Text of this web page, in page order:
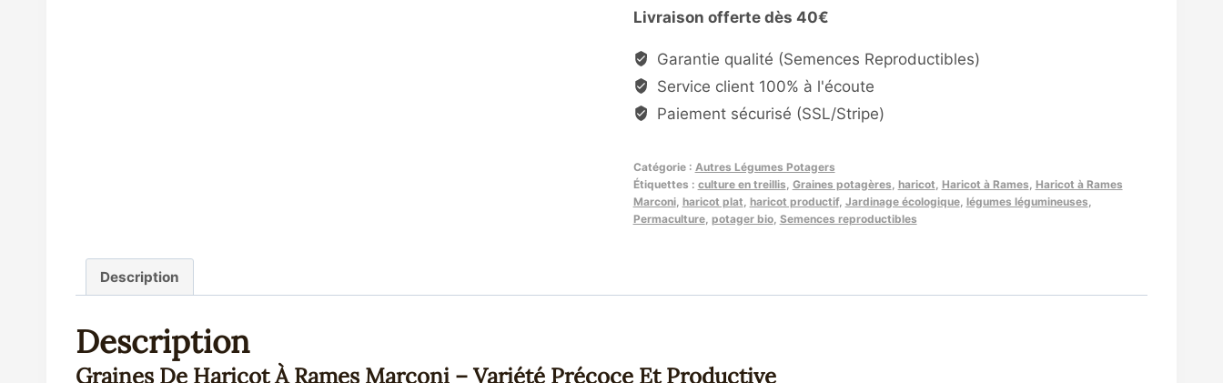
Livraison offerte dès 40€
Garantie qualité (Semences Reproductibles)
Service client 100% à l'écoute
Paiement sécurisé (SSL/Stripe)
Catégorie : Autres Légumes Potagers
Étiquettes : culture en treillis, Graines potagères, haricot, Haricot à Rames, Haricot à Rames
Marconi, haricot plat, haricot productif, Jardinage écologique, légumes légumineuses,
Permaculture, potager bio, Semences reproductibles
Description
Description
Graines De Haricot À Rames Marconi – Variété Précoce Et Productive